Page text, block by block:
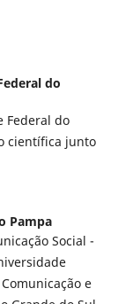
do
Federal do
científica junto
Pampa
Social -
e